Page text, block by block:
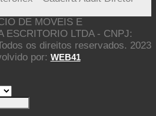
DE MOVEIS E
ESCRITORIO LTDA - CNPJ:
os direitos reservados. 2023
por: WEB41